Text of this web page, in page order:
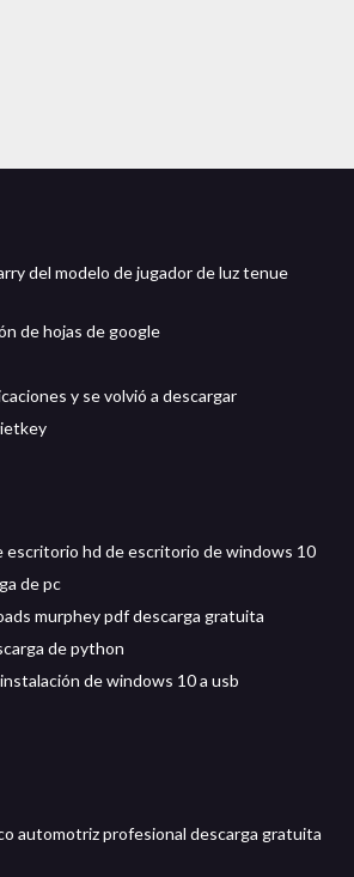
del modelo de jugador de luz tenue
de hojas de google
y se volvió a descargar
escritorio hd de escritorio de windows 10
de pc
murphey pdf descarga gratuita
de python
de windows 10 a usb
automotriz profesional descarga gratuita